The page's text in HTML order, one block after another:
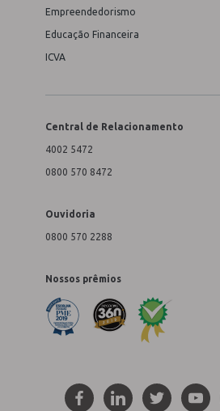
Empreendedorismo
Educação Financeira
ICVA
Central de Relacionamento
4002 5472
0800 570 8472
Ouvidoria
0800 570 2288
Nossos prêmios